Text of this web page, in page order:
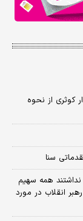
کوثری از نحوه
سنا
نداشتند همه سهیم
انقلاب در مورد